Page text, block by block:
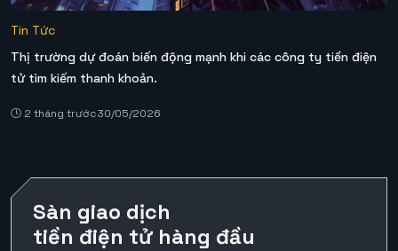
Tin Tức
Thị trường dự đoán biến động mạnh khi các công ty tiền điện
tử tìm kiếm thanh khoản.
2 tháng trước30/05/2026
Sàn giao dịch
tiền điện tử hàng đầu